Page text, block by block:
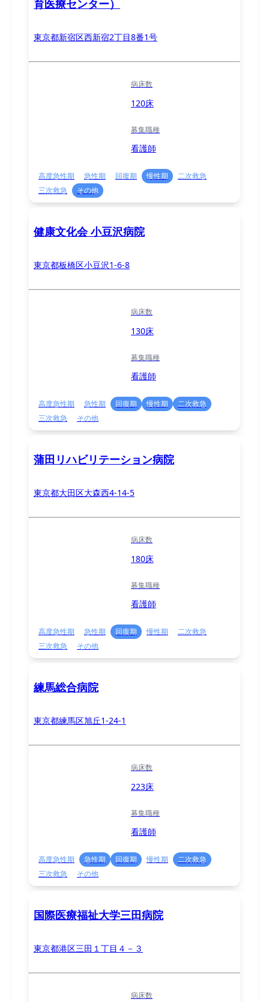
育医療センター）
東京都新宿区西新宿2丁目8番1号
病床数
120床
募集職種
看護師
高度急性期 急性期 回復期 慢性期
二次救急
三次救急
その他
健康文化会 小豆沢病院
東京都板橋区小豆沢1-6-8
病床数
130床
募集職種
看護師
高度急性期 急性期 回復期 慢性期
二次救急
三次救急
その他
蒲田リハビリテーション病院
東京都大田区大森西4-14-5
病床数
180床
募集職種
看護師
高度急性期 急性期 回復期 慢性期
二次救急
三次救急
その他
練馬総合病院
東京都練馬区旭丘1-24-1
病床数
223床
募集職種
看護師
高度急性期 急性期 回復期 慢性期
二次救急
三次救急
その他
国際医療福祉大学三田病院
東京都港区三田１丁目４－３
病床数